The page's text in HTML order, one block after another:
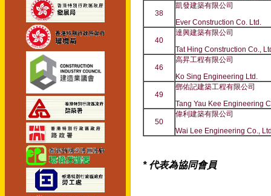
38
凱發建築有限公司
Ever Construction Co. Ltd.
40
達興建築有限公司
Tat Hing Construction Co.,
46
高昇工程有限公司
Ko Sing Engineering Ltd.
49
鄧佑記建築工程有限公司
Tang Yau Kee Engineering
50
偉利建築有限公司
Wai Lee Engineering Co.,
* 代表為協同會員